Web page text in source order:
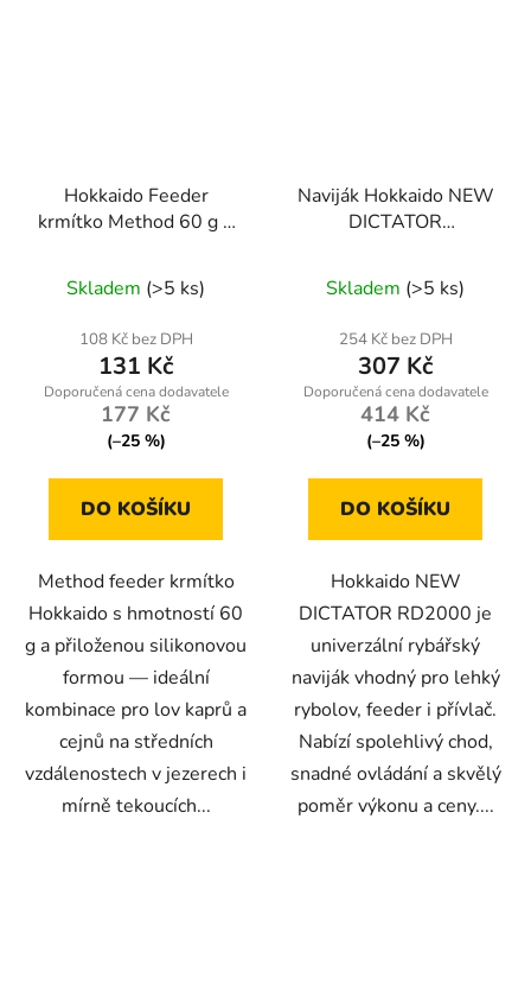
Hokkaido Feeder
krmítko Method 60 g +
Skladem (>5 ks)
108 Kč bez DPH
131 Kč
177 Kč
(–25 %)
DO KOŠÍKU
Method feeder krmítko
Hokkaido s hmotností 60
g a přiloženou silikonovou
formou — ideální
kombinace pro lov kaprů a
cejnů na středních
vzdálenostech v jezerech i
mírně tekoucích...
Naviják Hokkaido NEW
DICTATOR
hodnocení
produktu
je
5,0
z
hvězdiček.
Skladem (>5 ks)
254 Kč bez DPH
307 Kč
414 Kč
(–25 %)
DO KOŠÍKU
Hokkaido NEW
DICTATOR RD2000 je
univerzální rybářský
naviják vhodný pro lehký
rybolov, feeder i přívlač.
Nabízí spolehlivý chod,
snadné ovládání a skvělý
poměr výkonu a ceny....